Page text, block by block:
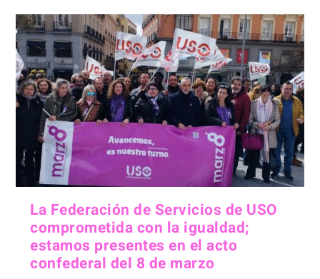
La Federación de Servicios de USO
comprometida con la igualdad;
estamos presentes en el acto
confederal del 8 de marzo